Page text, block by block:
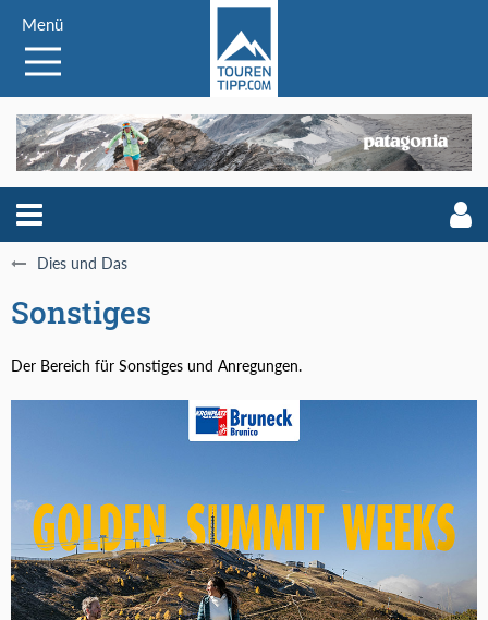
Menü
Dies und Das
Sonstiges
Der Bereich für Sonstiges und Anregungen.